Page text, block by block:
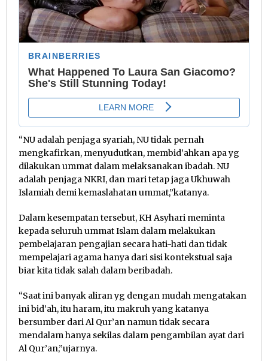
“NU adalah penjaga syariah, NU tidak pernah
mengkafirkan, menyudutkan, membid’ahkan apa yg
dilakukan ummat dalam melaksanakan ibadah. NU
adalah penjaga NKRI, dan mari tetap jaga Ukhuwah
Islamiah demi kemaslahatan ummat,”katanya.
Dalam kesempatan tersebut, KH Asyhari meminta
kepada seluruh ummat Islam dalam melakukan
pembelajaran pengajian secara hati-hati dan tidak
mempelajari agama hanya dari sisi kontekstual saja
biar kita tidak salah dalam beribadah.
“Saat ini banyak aliran yg dengan mudah mengatakan
ini bid’ah, itu haram, itu makruh yang katanya
bersumber dari Al Qur’an namun tidak secara
mendalam hanya sekilas dalam pengambilan ayat dari
Al Qur’an,”ujarnya.